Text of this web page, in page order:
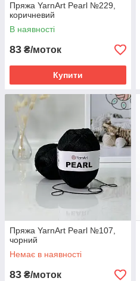
Пряжа YarnArt Pearl №229,
коричневий
В наявності
83 ₴/моток
Купити
Пряжа YarnArt Pearl №107,
чорний
Немає в наявності
83 ₴/моток